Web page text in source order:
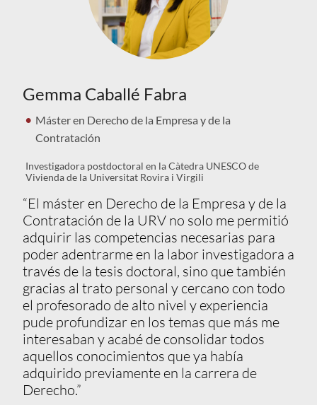
Gemma Caballé Fabra
Máster en Derecho de la Empresa y de la
Contratación
Investigadora postdoctoral en la Càtedra UNESCO de
Vivienda de la Universitat Rovira i Virgili
“El máster en Derecho de la Empresa y de la
Contratación de la URV no solo me permitió
adquirir las competencias necesarias para
poder adentrarme en la labor investigadora a
través de la tesis doctoral, sino que también
gracias al trato personal y cercano con todo
el profesorado de alto nivel y experiencia
pude profundizar en los temas que más me
interesaban y acabé de consolidar todos
aquellos conocimientos que ya había
adquirido previamente en la carrera de
Derecho.”